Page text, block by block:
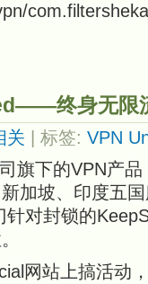
终身无限
关 | 标签: VPN
旗下的VPN产
加坡、印度五
对封锁的
网站上搞活动